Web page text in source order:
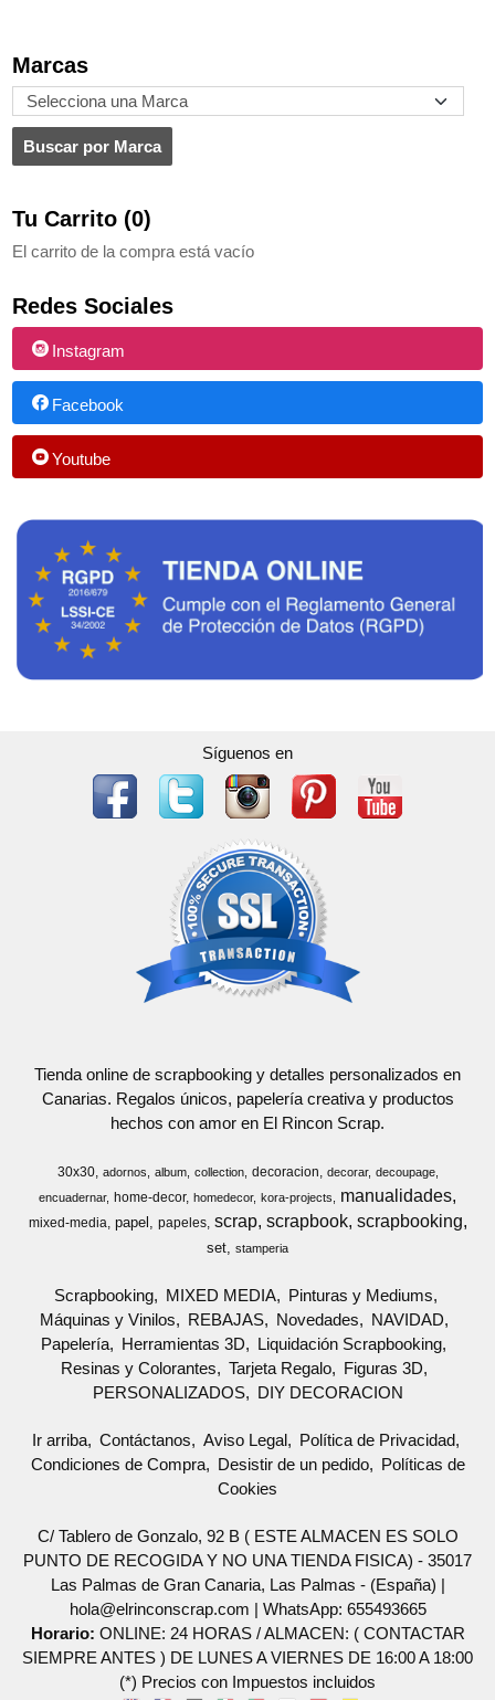
Marcas
Tu Carrito (0)
El carrito de la compra está vacío
Redes Sociales
Instagram
Facebook
Youtube
Síguenos en
Tienda online de scrapbooking y detalles personalizados en
Canarias. Regalos únicos, papelería creativa y productos
hechos con amor en El Rincon Scrap.
30x30 adornos album collection decoracion decorar
decoupage
encuadernar
home-decor homedecor kora-projects manualidades
mixed-media papel papeles scrap scrapbook scrapbooking
set stamperia
Scrapbooking MIXED MEDIA
Pinturas y Mediums
Máquinas y Vinilos
REBAJAS Novedades
NAVIDAD
Papelería
Herramientas 3D
Liquidación Scrapbooking
Resinas y Colorantes
Tarjeta Regalo
Figuras 3D
PERSONALIZADOS
DIY DECORACION
Ir arriba Contáctanos Aviso Legal
Política de Privacidad
Condiciones de Compra
Desistir de un pedido
Políticas de
Cookies
C/ Tablero de Gonzalo, 92 B ( ESTE ALMACEN ES SOLO
PUNTO DE RECOGIDA Y NO UNA TIENDA FISICA) - 35017
Las Palmas de Gran Canaria, Las Palmas - (España) |
hola@elrinconscrap.com | WhatsApp: 655493665
Horario: ONLINE: 24 HORAS / ALMACEN: ( CONTACTAR
SIEMPRE ANTES ) DE LUNES A VIERNES DE 16:00 A 18:00
(*) Precios con Impuestos incluidos